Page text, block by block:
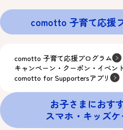
comotto 子育て応援
comotto 子育て応援プログラム
キャンペーン・クーポン・イベン
comotto for Supportersアプリ
お子さまにおす
スマホ・キッズケ